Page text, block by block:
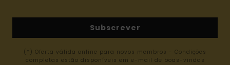
Subscrever
(*) Oferta válida online para novos membros - Condições
completas estão disponíveis em e-mail de boas-vindas